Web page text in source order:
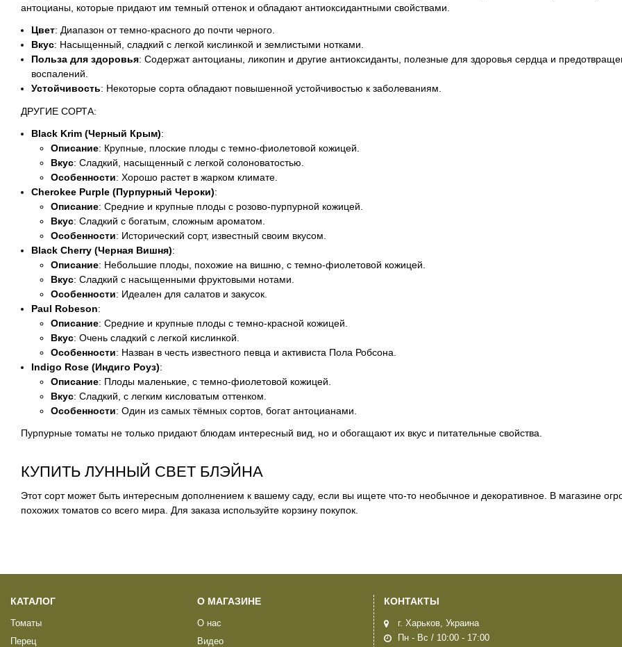
антоцианы, которые придают им темный оттенок и обладают антиоксидантными свойствами.
Цвет: Диапазон от темно-красного до почти черного.
Вкус: Насыщенный, сладкий с легкой кислинкой и землистыми нотками.
Польза для здоровья: Содержат антоцианы, ликопин и другие антиоксиданты, полезные для здоровья сердца и
воспалений.
Устойчивость: Некоторые сорта обладают повышенной устойчивостью к заболеваниям.
ДРУГИЕ СОРТА:
Black Krim (Черный Крым):
Описание: Крупные, плоские плоды с темно-фиолетовой кожицей.
Вкус: Сладкий, насыщенный с легкой солоноватостью.
Особенности: Хорошо растет в жарком климате.
Cherokee Purple (Пурпурный Чероки):
Описание: Средние и крупные плоды с розово-пурпурной кожицей.
Вкус: Сладкий с богатым, сложным ароматом.
Особенности: Исторический сорт, известный своим вкусом.
Black Cherry (Черная Вишня):
Описание: Небольшие плоды, похожие на вишню, с темно-фиолетовой кожицей.
Вкус: Сладкий с насыщенными фруктовыми нотами.
Особенности: Идеален для салатов и закусок.
Paul Robeson:
Описание: Средние и крупные плоды с темно-красной кожицей.
Вкус: Очень сладкий с легкой кислинкой.
Особенности: Назван в честь известного певца и активиста Пола Робсона.
Indigo Rose (Индиго Роуз):
Описание: Плоды маленькие, с темно-фиолетовой кожицей.
Вкус: Сладкий, с легким кисловатым оттенком.
Особенности: Один из самых тёмных сортов, богат антоцианами.
Пурпурные томаты не только придают блюдам интересный вид, но и обогащают их вкус и питательные свойства.
КУПИТЬ ЛУННЫЙ СВЕТ БЛЭЙНА
Этот сорт может быть интересным дополнением к вашему саду, если вы ищете что-то необычное и декоративное. В магазине
похожих томатов со всего мира. Для заказа используйте корзину покупок.
КАТАЛОГ
Томаты
Перец
О МАГАЗИНЕ
О нас
Видео
КОНТАКТЫ
г. Харьков, Украина
Пн - Вс / 10:00 - 17:00